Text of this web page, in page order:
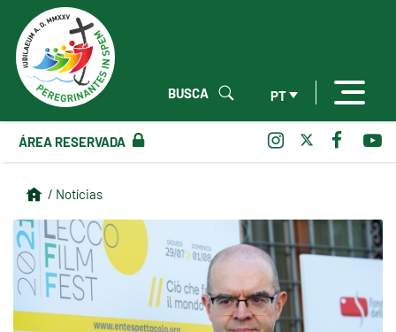
PT
BUSCA
ÁREA RESERVADA
/ Notícias